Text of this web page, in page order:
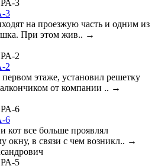
3
на проезжую часть и одним из
При этом жив.. →
2
этаже, установил решетку
от компании .. →
6
кот все больше проявлял
окну, в связи с чем возникл.. →